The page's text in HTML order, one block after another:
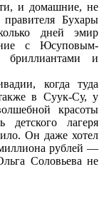
и домашние, не
Бухары
дней эмир
с Юсуповым-
и
когда туда
в Суук-Су, у
красоты
детского лагеря
Он даже хотел
миллиона рублей —
Соловьева не